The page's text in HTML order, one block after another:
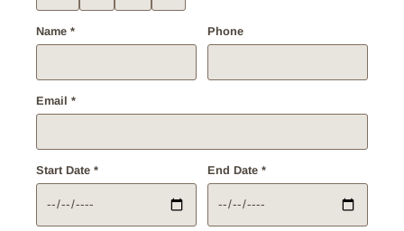
Name * Phone
Email *
Start Date * End Date *